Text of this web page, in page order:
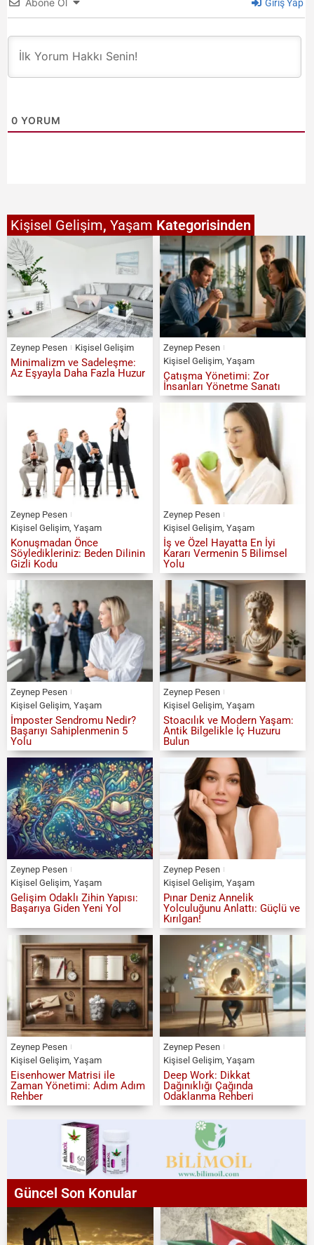
Abone Ol Giriş Yap
0 YORUM
Kişisel Gelişim, Yaşam Kategorisinden
Zeynep Pesen Kişisel Gelişim
Minimalizm ve Sadeleşme:
Az Eşyayla Daha Fazla Huzur
Zeynep Pesen
Kişisel Gelişim, Yaşam
Çatışma Yönetimi: Zor
İnsanları Yönetme Sanatı
Zeynep Pesen
Kişisel Gelişim Yaşam
Konuşmadan Önce
Söyledikleriniz: Beden Dilinin
Gizli Kodu
Zeynep Pesen
Kişisel Gelişim, Yaşam
İş ve Özel Hayatta En İyi
Kararı Vermenin 5 Bilimsel
Yolu
Zeynep Pesen
Kişisel Gelişim Yaşam
İmposter Sendromu Nedir?
Başarıyı Sahiplenmenin 5
Yolu
Zeynep Pesen
Kişisel Gelişim, Yaşam
Stoacılık ve Modern Yaşam:
Antik Bilgelikle İç Huzuru
Bulun
Zeynep Pesen
Kişisel Gelişim Yaşam
Gelişim Odaklı Zihin Yapısı:
Başarıya Giden Yeni Yol
Zeynep Pesen
Kişisel Gelişim, Yaşam
Pınar Deniz Annelik
Yolculuğunu Anlattı: Güçlü ve
Kırılgan!
Zeynep Pesen
Kişisel Gelişim Yaşam
Eisenhower Matrisi ile
Zaman Yönetimi: Adım Adım
Rehber
Zeynep Pesen
Kişisel Gelişim, Yaşam
Deep Work: Dikkat
Dağınıklığı Çağında
Odaklanma Rehberi
Güncel Son Konular